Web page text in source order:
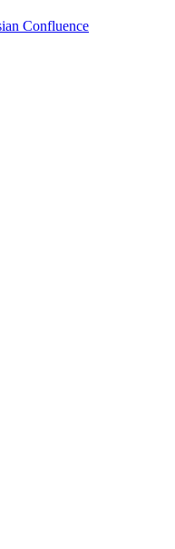
Confluence